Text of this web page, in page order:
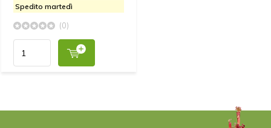
Spedito martedì
(0)